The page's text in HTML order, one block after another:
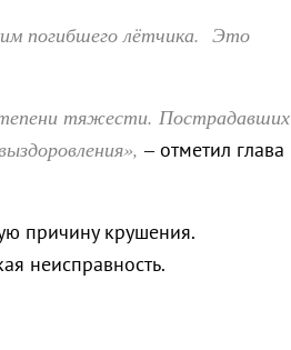
погибшего лётчика. Это
тяжести. Пострадавших
– отметил глава
причину крушения.
неисправность.